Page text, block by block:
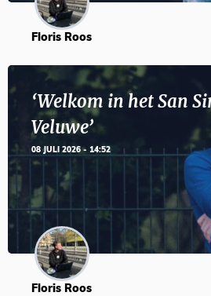
Floris Roos
‘Welkom in het San
Veluwe’
08 JULI 2026 - 14:52
Floris Roos